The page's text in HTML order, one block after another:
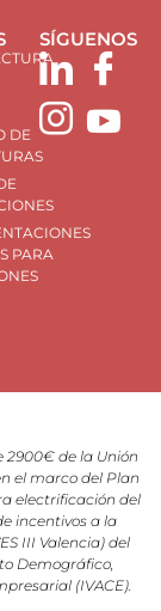
DE
PARA
SÍGUENOS
2900€ de la Unión
el marco del Plan
electrificación del
incentivos a la
III Valencia) del
Demográfico,
(IVACE).